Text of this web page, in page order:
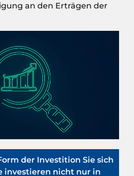
an den Erträgen der
der Investition Sie sich
investieren nicht nur in